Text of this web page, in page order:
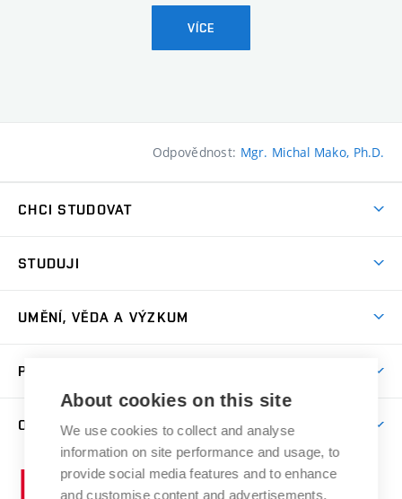
VÍCE
Odpovědnost: Mgr. Michal Mako, Ph.D.
CHCI STUDOVAT
Přijímačky
Dny otevřených dveří
Přípravné kurzy
Studium bez bariér
Katedra teorií a dějin umění
Kabinety a dílny
STUDUJI
Časový plán studia
Studijní předpisy a formuláře
Studium a stáže v zahraničí
Rezidenční pobyty
Odborná praxe
UMĚNÍ, VĚDA A VÝZKUM
Publikační činnost
Projekty
Výstavy
PRO VEŘEJNOST
Letní školy a semestrální kurzy
Nakladatelská a vydavatelská činnost
Research Catalogue
O FAKULTĚ
Aktuality
Informační tabule
Vysoké
About cookies on this site
We use cookies to collect and analyse
information on site performance and usage, to
provide social media features and to enhance
and customise content and advertisements.